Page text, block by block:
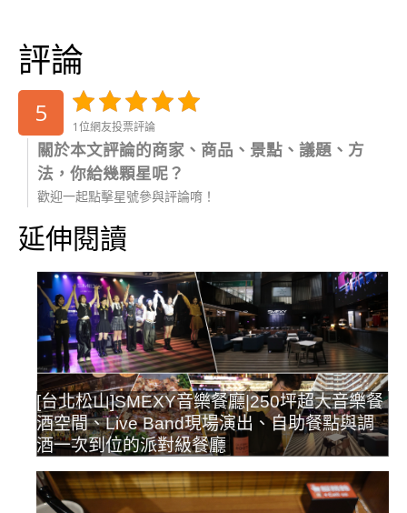
評論
5 1位網友投票評論
關於本文評論的商家、商品、景點、議題、方
法，你給幾顆星呢？
歡迎一起點擊星號參與評論唷！
延伸閱讀
[台北松山]SMEXY音樂餐廳|250坪超大音樂餐
酒空間、Live Band現場演出、自助餐點與調
酒一次到位的派對級餐廳